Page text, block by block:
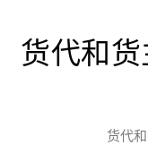
货代和
货代